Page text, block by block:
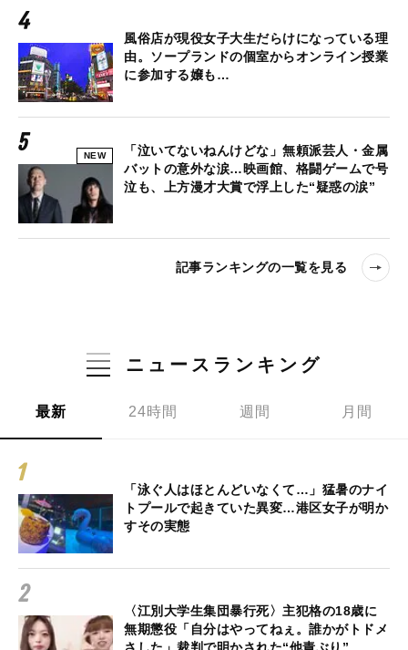
風俗店が現役女子大生だらけになっている理
由。ソープランドの個室からオンライン授業
に参加する嬢も…
NEW
「泣いてないねんけどな」無頼派芸人・金属
バットの意外な涙…映画館、格闘ゲームで号
泣も、上方漫才大賞で浮上した“疑惑の涙”
記事ランキングの一覧を見る
ニュースランキング
最新 24時間 週間 月間
「泳ぐ人はほとんどいなくて…」猛暑のナイ
トプールで起きていた異変…港区女子が明か
すその実態
〈江別大学生集団暴行死〉主犯格の18歳に
無期懲役「自分はやってねぇ。誰かがトドメ
さした」裁判で明かされた“他責ぶり”